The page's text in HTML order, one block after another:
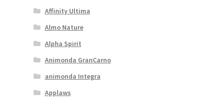
Affinity Ultima
Almo Nature
Alpha Spirit
Animonda GranCarno
animonda Integra
Applaws